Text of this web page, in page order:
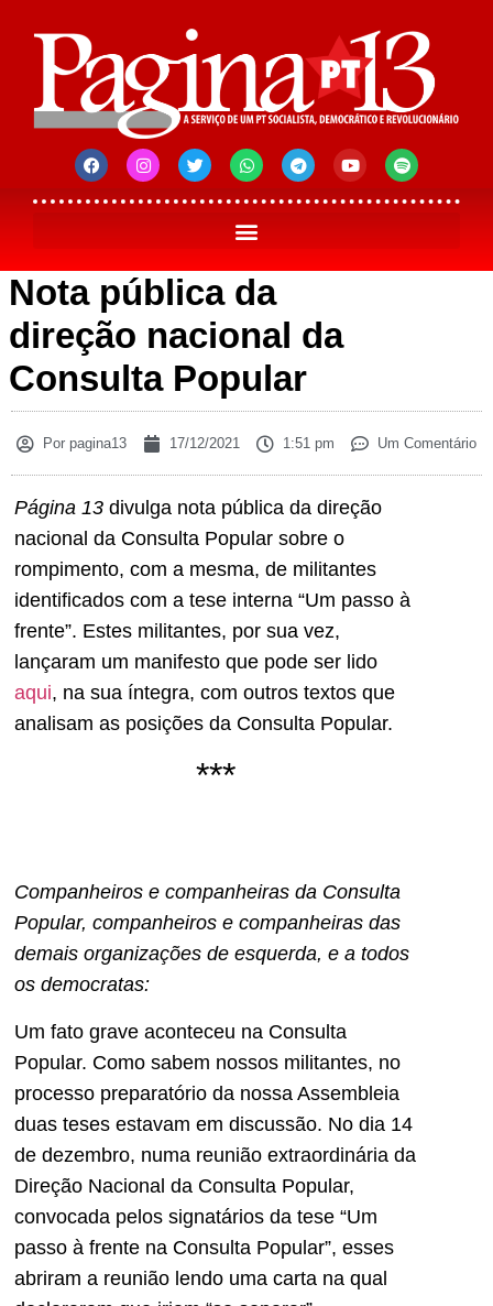
Nota pública da
direção nacional da
Consulta Popular
Por pagina13 17/12/2021 1:51 pm Um Comentário
Página 13 divulga nota pública da direção
nacional da Consulta Popular sobre o
rompimento, com a mesma, de militantes
identificados com a tese interna “Um passo à
frente”. Estes militantes, por sua vez,
lançaram um manifesto que pode ser lido
aqui, na sua íntegra, com outros textos que
analisam as posições da Consulta Popular.
***
Companheiros e companheiras da Consulta
Popular, companheiros e companheiras das
demais organizações de esquerda, e a todos
os democratas:
Um fato grave aconteceu na Consulta
Popular. Como sabem nossos militantes, no
processo preparatório da nossa Assembleia
duas teses estavam em discussão. No dia 14
de dezembro, numa reunião extraordinária da
Direção Nacional da Consulta Popular,
convocada pelos signatários da tese “Um
passo à frente na Consulta Popular”, esses
abriram a reunião lendo uma carta na qual